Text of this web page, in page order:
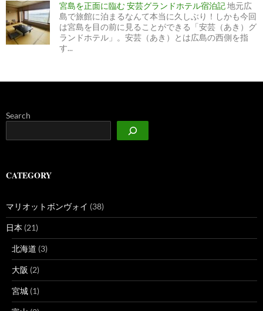
宮島を正面に臨む 安芸グランドホテル宿泊記地元広
島で旅館に泊まるなんて本当に久しぶり！しかも今回
は宮島を目の前に見ることができる「安芸（あき）グ
ランドホテル」。安芸（あき）とは広島の西側を指
す...
Search
CATEGORY
マリオットボンヴォイ (38)
日本 (21)
北海道 (3)
大阪 (2)
宮城 (1)